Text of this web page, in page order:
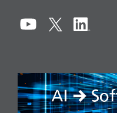
コンプライアンス
リスクマネジメント
税務に対する取り組み